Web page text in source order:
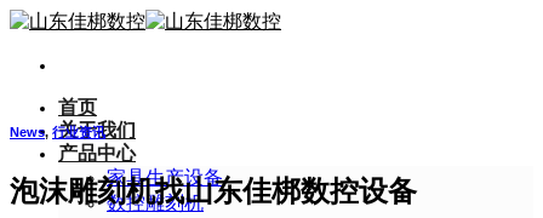
Skip
content
首页
关于我们
产品中心
家具生产设备
数控雕刻机
News, 行业资讯
泡沫雕刻机找山东佳梆数控设备